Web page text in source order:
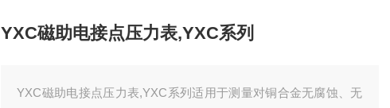
YXC磁助电接点压力表,YXC系列
YXC磁助电接点压力表,YXC系列适用于测量对铜合金无腐蚀、无